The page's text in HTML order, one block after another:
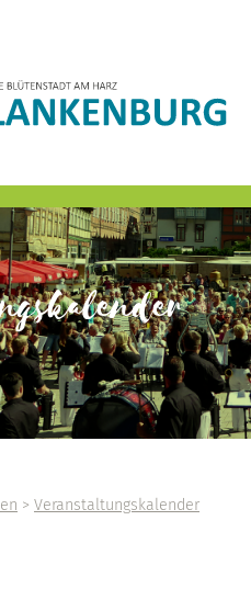
> Veranstaltungskalender